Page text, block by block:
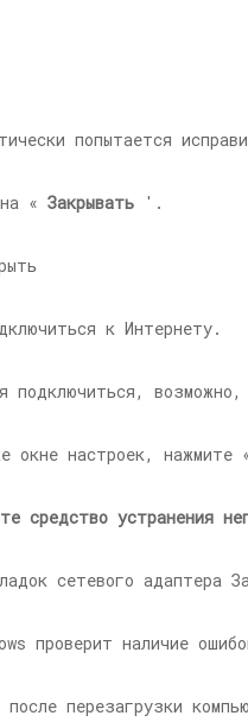
попытается
« Закрывать '.
к Интернету.
подключиться,
окне настроек, нажмите
средство устранения
проверит наличие
перезагрузки